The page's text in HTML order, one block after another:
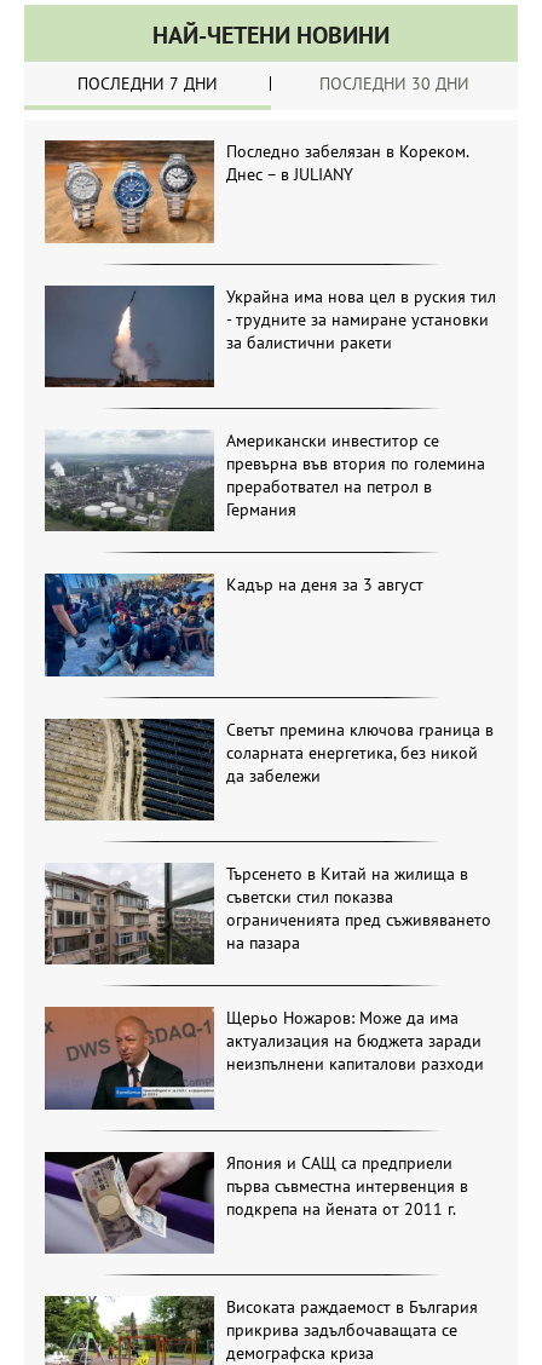
НАЙ-ЧЕТЕНИ НОВИНИ
ПОСЛЕДНИ 7 ДНИ ПОСЛЕДНИ 30 ДНИ
Последно забелязан в Кореком.
Днес – в JULIANY
Украйна има нова цел в руския тил
- трудните за намиране установки
за балистични ракети
Американски инвеститор се
превърна във втория по големина
преработвател на петрол в
Германия
Кадър на деня за 3 август
Светът премина ключова граница в
соларната енергетика, без никой
да забележи
Търсенето в Китай на жилища в
съветски стил показва
ограниченията пред съживяването
на пазара
Щерьо Ножаров: Може да има
актуализация на бюджета заради
неизпълнени капиталови разходи
Япония и САЩ са предприели
първа съвместна интервенция в
подкрепа на йената от 2011 г.
Високата раждаемост в България
прикрива задълбочаващата се
демографска криза